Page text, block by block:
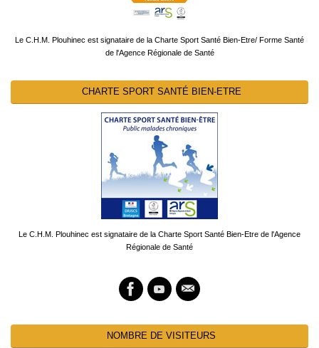
Le C.H.M. Plouhinec est signataire de la Charte Sport Santé Bien-Etre/ Forme Santé
de l'Agence Régionale de Santé
CHARTE SPORT SANTÉ BIEN-ETRE
Le C.H.M. Plouhinec est signataire de la Charte Sport Santé Bien-Etre de l'Agence
Régionale de Santé
NOMBRE DE VISITEURS